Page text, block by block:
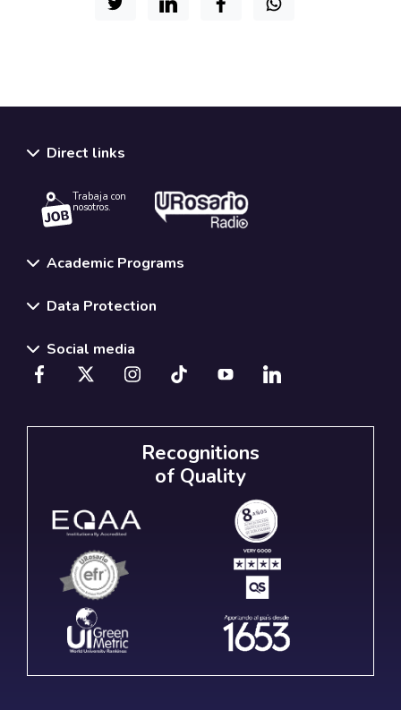
Direct links
Trabaja con
nosotros.
Academic Programs
Data Protection
Social media
Recognitions
of Quality